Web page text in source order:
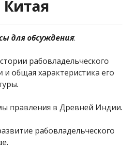
для обсуждения:
рабовладельческого
и общая характеристика его
правления в Древней Индии.
рабовладельческого